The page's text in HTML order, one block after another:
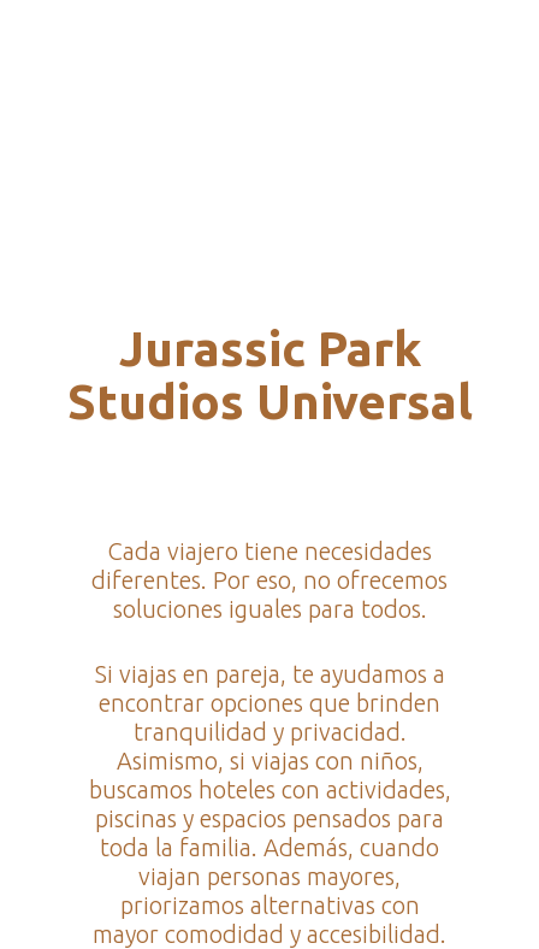
Jurassic Park
Studios Universal
Cada viajero tiene necesidades
diferentes. Por eso, no ofrecemos
soluciones iguales para todos.
Si viajas en pareja, te ayudamos a
encontrar opciones que brinden
tranquilidad y privacidad.
Asimismo, si viajas con niños,
buscamos hoteles con actividades,
piscinas y espacios pensados para
toda la familia. Además, cuando
viajan personas mayores,
priorizamos alternativas con
mayor comodidad y accesibilidad.